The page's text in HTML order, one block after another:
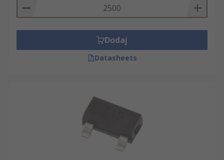
Dodaj
Datasheets